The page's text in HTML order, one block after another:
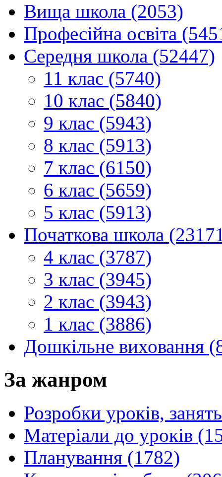
Вища школа (2053)
Професійна освіта
Середня школа (52447)
11 клас (5740)
10 клас (5840)
9 клас (5943)
8 клас (5913)
7 клас (6150)
6 клас (5659)
5 клас (5913)
Початкова школа
4 клас (3787)
3 клас (3945)
2 клас (3943)
1 клас (3886)
Дошкільне виховання
За жанром
Розробки уроків,
Матеріали до уроків
Планування (1782)